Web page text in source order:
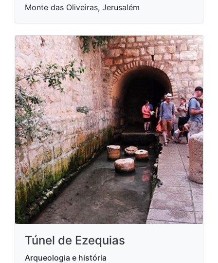
Monte das Oliveiras, Jerusalém
Túnel de Ezequias
Arqueologia e história